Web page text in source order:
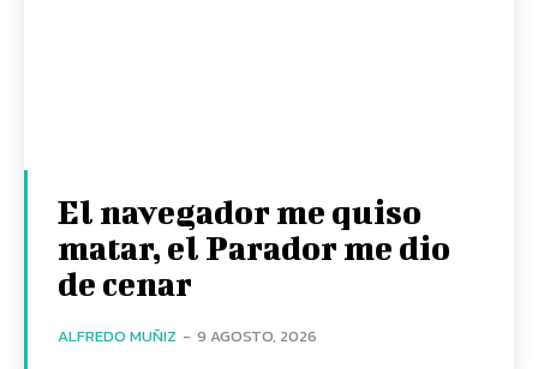
El navegador me quiso
matar, el Parador me dio
de cenar
ALFREDO MUÑIZ - 9 AGOSTO, 2026